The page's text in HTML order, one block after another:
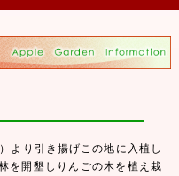
より引き揚げこの地に入植し
を開墾しりんごの木を植え栽